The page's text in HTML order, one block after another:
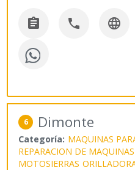
  
6 Dimonte
Categoría: MAQUINAS
REPARACION DE
MOTOSIERRAS